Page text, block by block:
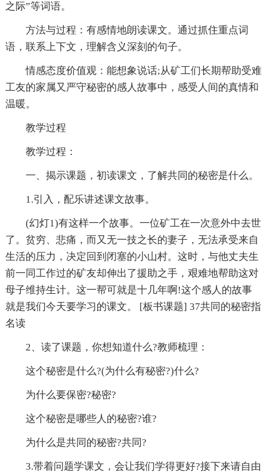
之际”等词语。
方法与过程：有感情地朗读课文。通过抓住重点词
语，联系上下文，理解含义深刻的句子。
情感态度价值观：能想象说话;从矿工们长期帮助受难
工友的家属又严守秘密的感人故事中，感受人间的真情和
温暖。
教学过程
教学过程：
一、揭示课题，初读课文，了解共同的秘密是什么。
1.引入，配乐讲述课文故事。
(幻灯1)有这样一个故事。一位矿工在一次意外中去世
了。贫穷、悲痛，而又无一技之长的妻子，无法承受来自
生活的压力，决定回到闭塞的小山村。这时，与他丈夫生
前一同工作过的矿友却伸出了援助之手，艰难地帮助这对
母子维持生计。这一帮可就是十几年啊!这个感人的故事
就是我们今天要学习的课文。 [板书课题] 37共同的秘密指
名读
2、读了课题，你想知道什么?教师梳理：
这个秘密是什么?(为什么有秘密?)什么?
为什么要保密?秘密?
这个秘密是哪些人的秘密?谁?
为什么是共同的秘密?共同?
3.带着问题学课文，会让我们学得更好?接下来请自由